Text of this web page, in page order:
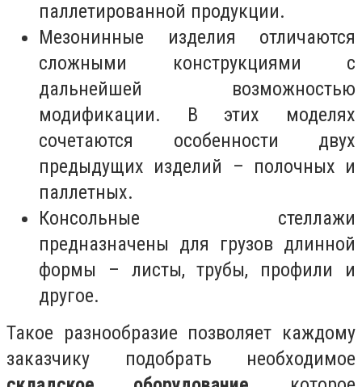
паллетированной продукции.
Мезонинные изделия отличаются
сложными конструкциями с
дальнейшей возможностью
модификации. В этих моделях
сочетаются особенности двух
предыдущих изделий – полочных и
паллетных.
Консольные стеллажи
предназначены для грузов длинной
формы – листы, трубы, профили и
другое.
Такое разнообразие позволяет каждому
заказчику подобрать необходимое